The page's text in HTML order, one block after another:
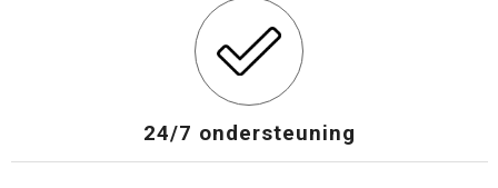
24/7 ondersteuning